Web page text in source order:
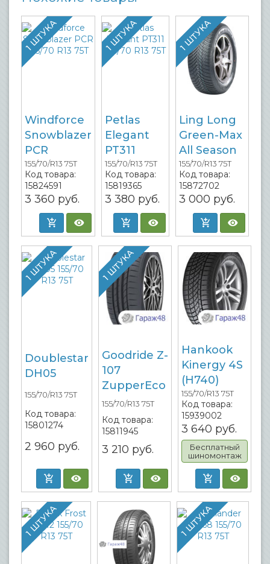
1 ШТУКА
Windforce
Snowblazer
PCR
155/70/R13 75T
Код товара:
15824591
3 360 руб.
1 ШТУКА
Petlas
Elegant
PT311
155/70/R13 75T
Код товара:
15819365
3 380 руб.
1 ШТУКА
Ling Long
Green-Max
All Season
155/70/R13 75T
Код товара:
15872702
3 000 руб.
1 ШТУКА
Doublestar
DH05
155/70/R13 75T
Код товара:
15801274
2 960 руб.
1 ШТУКА
Goodride Z-
107
ZupperEco
155/70/R13 75T
Код товара:
15811945
3 210 руб.
Hankook
Kinergy 4S
(H740)
155/70/R13 75T
Код товара:
15939002
3 640 руб.
Бесплатный
шиномонтаж
1 ШТУКА 1 ШТУКА